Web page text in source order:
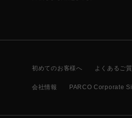
初めてのお客様へ よくあるご
会社情報 PARCO Corporate